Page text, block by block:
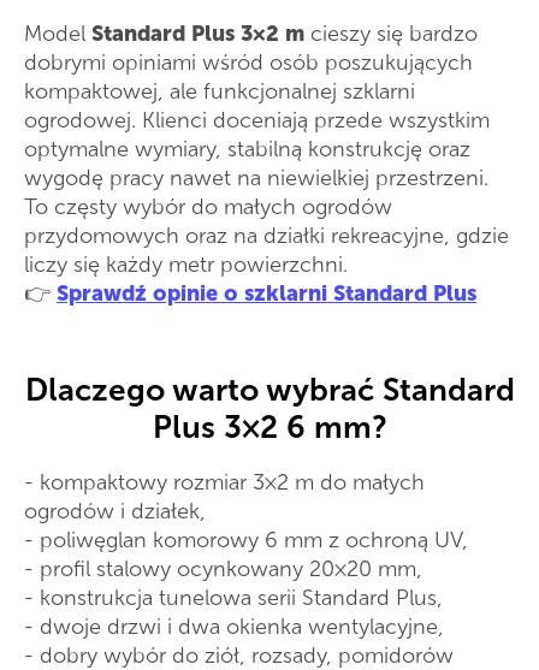
Model Standard Plus 3×2 m cieszy się bardzo
dobrymi opiniami wśród osób poszukujących
kompaktowej, ale funkcjonalnej szklarni
ogrodowej. Klienci doceniają przede wszystkim
optymalne wymiary, stabilną konstrukcję oraz
wygodę pracy nawet na niewielkiej przestrzeni.
To częsty wybór do małych ogrodów
przydomowych oraz na działki rekreacyjne, gdzie
liczy się każdy metr powierzchni.
👉 Sprawdź opinie o szklarni Standard Plus
Dlaczego warto wybrać Standard
Plus 3×2 6 mm?
- kompaktowy rozmiar 3×2 m do małych
ogrodów i działek,
- poliwęglan komorowy 6 mm z ochroną UV,
- profil stalowy ocynkowany 20×20 mm,
- konstrukcja tunelowa serii Standard Plus,
- dwoje drzwi i dwa okienka wentylacyjne,
- dobry wybór do ziół, rozsady, pomidorów